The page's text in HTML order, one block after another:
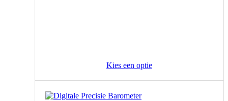
Kies een optie